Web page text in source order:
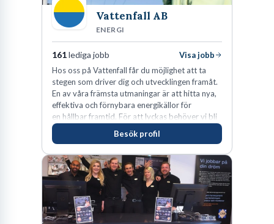
Vattenfall AB
ENERGI
161lediga jobb
Visa jobb
Hos oss på Vattenfall får du möjlighet att ta
stegen som driver dig och utvecklingen framåt.
En av våra främsta utmaningar är att hitta nya,
effektiva och förnybara energikällor för
en hållbar framtid. För att lyckas behöver vi bli
fler medarbetare som vill göra skillnad.
Besök profil